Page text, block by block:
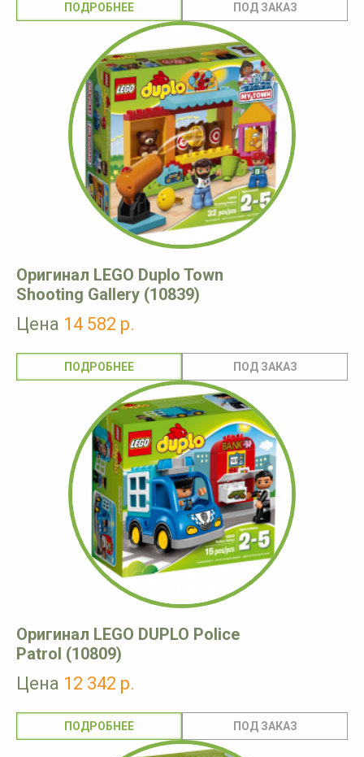
ПОДРОБНЕЕ
Оригинал LEGO Duplo Town
Shooting Gallery (10839)
Цена 14 582 р.
ПОДРОБНЕЕ
Оригинал LEGO DUPLO Police
Patrol (10809)
Цена 12 342 р.
ПОДРОБНЕЕ